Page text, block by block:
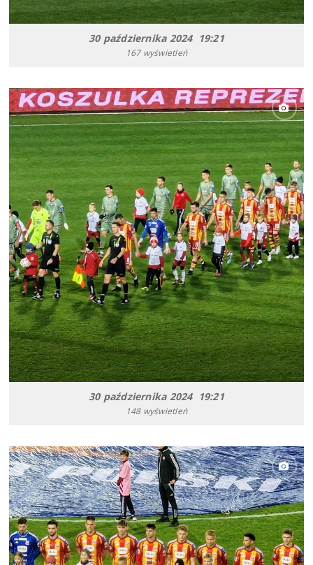
30 października 2024 19:21
167 wyświetleń
30 października 2024 19:21
148 wyświetleń